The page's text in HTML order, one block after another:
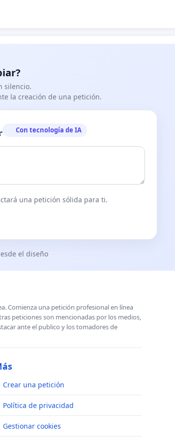
silencio.
la creación de una petición.
Con tecnología de IA
una petición sólida para ti.
el diseño
Comienza una petición profesional en línea
peticiones son mencionadas por los medios,
ante el publico y los tomadores de
Crear una petición
Política de privacidad
Gestionar cookies